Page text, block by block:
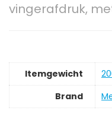
vingerafdruk,
Itemgewicht
Brand